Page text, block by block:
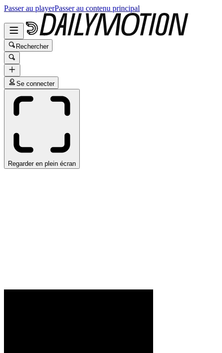
Passer au playerPasser au contenu principal
Rechercher
Se connecter
Regarder en plein écran